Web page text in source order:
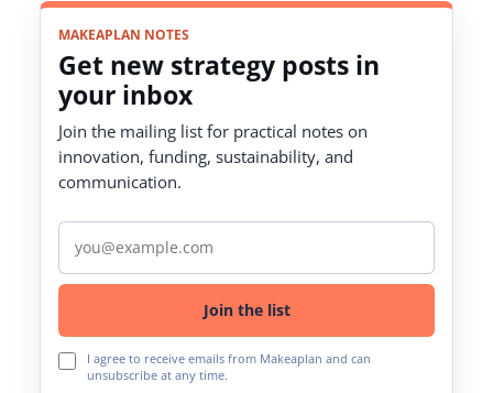
MAKEAPLAN NOTES
Get new strategy posts in
your inbox
Join the mailing list for practical notes on
innovation, funding, sustainability, and
communication.
Email address
Join the list
I agree to receive emails from Makeaplan and can
unsubscribe at any time.